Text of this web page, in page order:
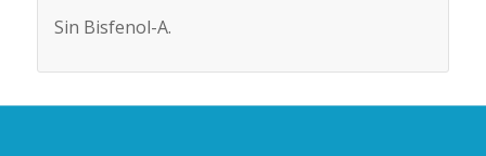
Sin Bisfenol-A.